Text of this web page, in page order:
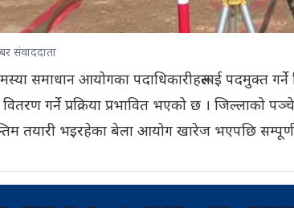
संवाददाता
समाधान आयोगका पदाधिकारीहरूलाई पदमुक्त गर्ने
गर्ने प्रक्रिया प्रभावित भएको छ । जिल्लाको
तयारी भइरहेका बेला आयोग खारेज भएपछि सम्पूर्ण